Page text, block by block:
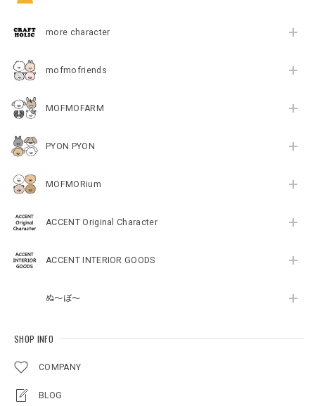
more character
mofmofriends
MOFMOFARM
PYON PYON
MOFMORium
ACCENT Original Character
ACCENT INTERIOR GOODS
ぬ～ぼ～
SHOP INFO
COMPANY
BLOG